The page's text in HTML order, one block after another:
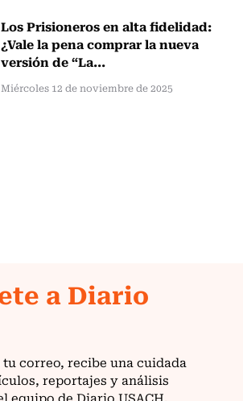
Los Prisioneros en alta fidelidad:
¿Vale la pena comprar la nueva
versión de “La...
Miércoles 12 de noviembre de 2025